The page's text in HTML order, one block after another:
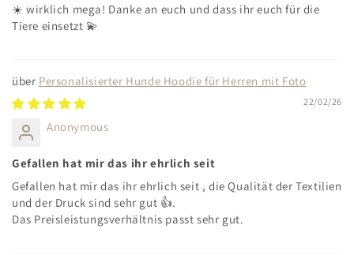
☀️ wirklich mega! Danke an euch und dass ihr euch für die
Tiere einsetzt 💫
Personalisierter Hunde Hoodie für Herren mit Foto
22/02/26
Anonymous
Gefallen hat mir das ihr ehrlich seit
Gefallen hat mir das ihr ehrlich seit , die Qualität der Textilien
und der Druck sind sehr gut 👍.
Das Preisleistungsverhältnis passt sehr gut.